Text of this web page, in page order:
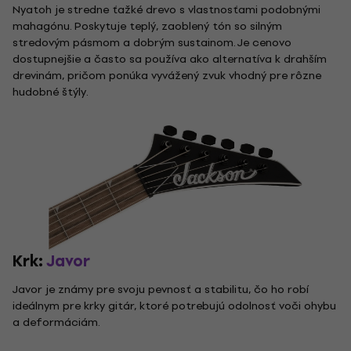
Nyatoh je stredne ťažké drevo s vlastnosťami podobnými
mahagónu. Poskytuje teplý, zaoblený tón so silným
stredovým pásmom a dobrým sustainom. Je cenovo
dostupnejšie a často sa používa ako alternatíva k drahším
drevinám, pričom ponúka vyvážený zvuk vhodný pre rôzne
hudobné štýly.
Krk:Javor
Javor je známy pre svoju pevnosť a stabilitu, čo ho robí
ideálnym pre krky gitár, ktoré potrebujú odolnosť voči ohybu
a deformáciám.